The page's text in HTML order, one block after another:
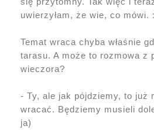
uwierzyłam, że wie, co mówi.
Temat wraca chyba właśnie
tarasu. A może to rozmowa z
wieczora?
- Ty, ale jak pójdziemy, to już
wracać. Będziemy musieli
ja)